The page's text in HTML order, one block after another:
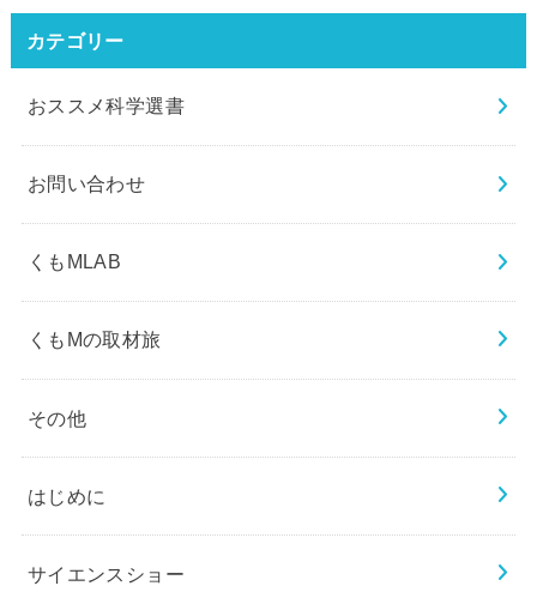
カテゴリー
おススメ科学選書
お問い合わせ
くもMLAB
くもMの取材旅
その他
はじめに
サイエンスショー